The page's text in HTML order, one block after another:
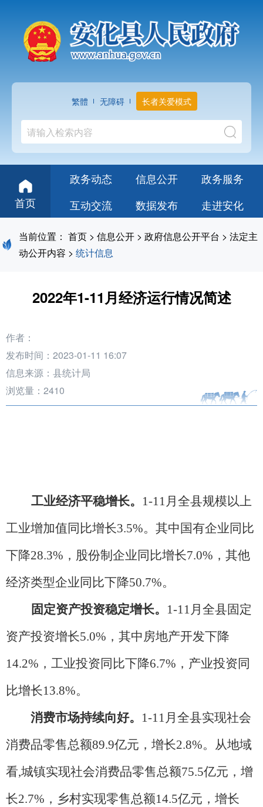
繁體 无障碍 长者关爱模式
首页
政务动态 信息公开
政务服务
互动交流
数据发布 走进安化
当前位置： 首页 > 信息公开 > 政府信息公开平台 > 法定主
动公开内容 > 统计信息
2022年1-11月经济运行情况简述
作者：
发布时间：2023-01-11 16:07
信息来源：县统计局
浏览量： 2410
工业经济平稳增长。 1-11月全县规模以上
工业增加值同比增长3.5%。其中国有企业同比
下降28.3%，股份制企业同比增长7.0%，其他
经济类型企业同比下降50.7%。
固定资产投资稳定增长。 1-11月全县固定
资产投资增长5.0%，其中房地产开发下降
14.2%，工业投资同比下降6.7%，产业投资同
比增长13.8%。
消费市场持续向好。 1-11月全县实现社会
消费品零售总额89.9亿元，增长2.8%。从地域
看,城镇实现社会消费品零售总额75.5亿元，增
长2.7%，乡村实现零售总额14.5亿元，增长